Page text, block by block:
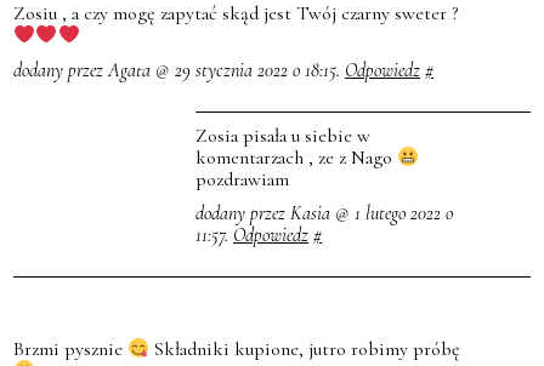
Zosiu , a czy mogę zapytać skąd jest Twój czarny sweter ?
dodany przez Agata @ 29 stycznia 2022 o 18:15. Odpowiedz #
Zosia pisała u siebie w
komentarzach , ze z Nago
pozdrawiam
dodany przez Kasia @ 1 lutego 2022 o
11:57. Odpowiedz #
Brzmi pysznie Składniki kupione, jutro robimy próbę